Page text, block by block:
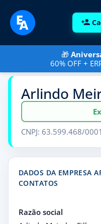
🎁
60% OFF +
Arlindo
CNPJ: 63.599.468/
DADOS DA EMPRESA
CONTATOS
Razão social